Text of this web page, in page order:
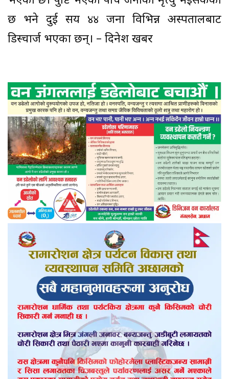
छ भने दुई सय ४४ जना विभिन्न अस्पतालबाट
डिस्चार्ज भएका छन्। – दिनेश खबर